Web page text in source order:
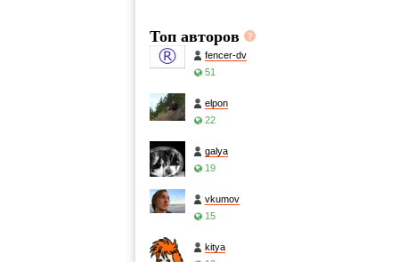
Топ авторов
fencer-dv
51
elpon
22
galya
19
vkumov
15
kitya